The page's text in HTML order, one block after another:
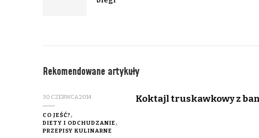
Rekomendowane artykuły
30 CZERWCA 2014
CO JEŚĆ?
DIETY I ODCHUDZANIE
PRZEPISY KULINARNE
Koktajl truskawkowy z